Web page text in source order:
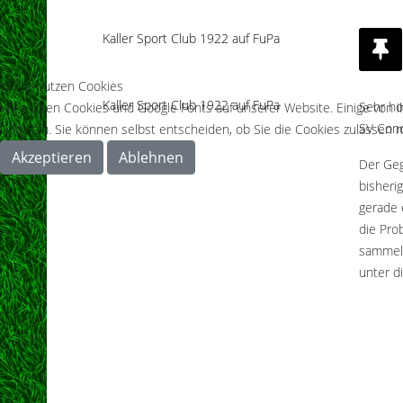
Kaller Sport Club 1922 auf FuPa
Kaller Sport Club 1922 auf FuPa
Sehr
SV
Der
gerade
die
unter
Wir benutzen Cookies
Wir nutzen Cookies und Google Fonts auf unserer Website. Einige
Cookies). Sie können selbst entscheiden, ob Sie die Cookies
Akzeptieren Ablehnen